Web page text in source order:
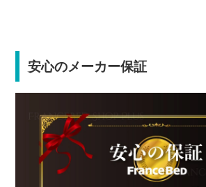
安心のメーカー保証